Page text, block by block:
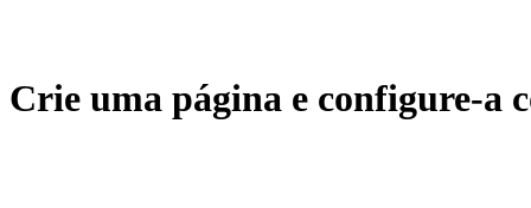
Crie uma página e configure-a